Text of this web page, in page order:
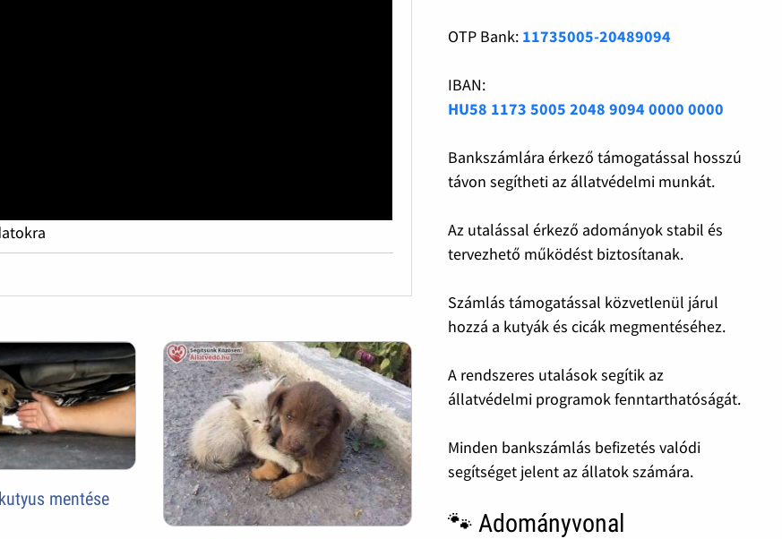
mentése
OTP Bank: 11735005-20489094
IBAN:
HU58 1173 5005 2048 9094 0000 0000
Bankszámlára érkező támogatással hosszú
távon segítheti az állatvédelmi munkát.
Az utalással érkező adományok stabil és
tervezhető működést biztosítanak.
Számlás támogatással közvetlenül járul
hozzá a kutyák és cicák megmentéséhez.
A rendszeres utalások segítik az
állatvédelmi programok fenntarthatóságát.
Minden bankszámlás befizetés valódi
segítséget jelent az állatok számára.
🐾 Adományvonal